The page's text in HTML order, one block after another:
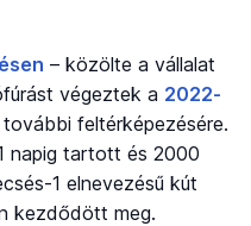
– közölte a vállalat
végeztek a 2022-
további feltérképezésére.
napig tartott és 2000
1 elnevezésű kút
kezdődött meg.